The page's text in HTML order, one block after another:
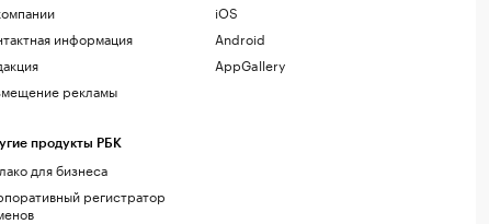
информация
рекламы
продукты РБК
для бизнеса
регистратор
iOS
Android
AppGallery